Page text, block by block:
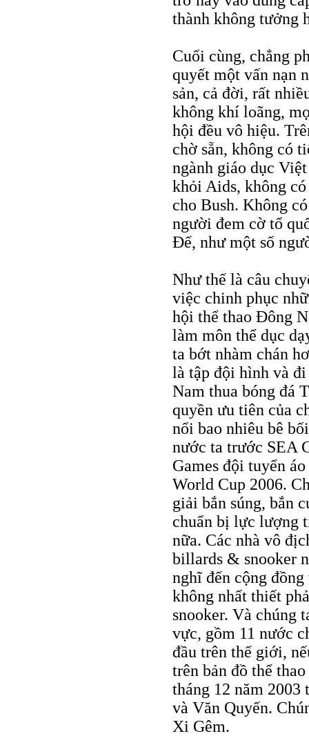
thành không tưởng
Cuối cùng, chẳng
quyết một vấn nạn
sản, cả đời, rất
không khí loãng,
hội đều vô hiệu.
chờ sẵn, không có
ngành giáo dục
khỏi Aids, không
cho Bush. Không
người đem cờ tổ
Đế, như một số
Như thế là câu
việc chinh phục
hội thể thao Đông
làm môn thể dục
ta bớt nhàm chán
là tập đội hình và
Nam thua bóng đá
quyền ưu tiên của
nổi bao nhiêu bê
nước ta trước SEA
Games đội tuyển
World Cup 2006.
giải bắn súng, bắn
chuẩn bị lực lượng
nữa. Các nhà vô
billards & snooker
nghĩ đến cộng
không nhất thiết
snooker. Và chúng
vực, gồm 11 nước
đầu trên thế giới,
trên bản đồ thể
tháng 12 năm
và Văn Quyến.
Xi Gêm.